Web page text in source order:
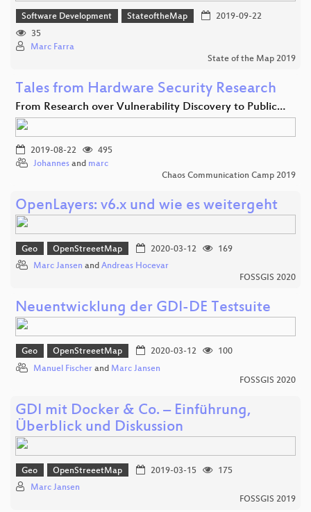
Software Development StateoftheMap
2019-09-22
35
Marc Farra
State of the Map 2019
Tales from Hardware Security Research
From Research over Vulnerability Discovery to Public…
2019-08-22
495
Johannes and marc
Chaos Communication Camp 2019
OpenLayers: v6.x und wie es weitergeht
Geo OpenStreeetMap 2020-03-12
169
Marc Jansen and Andreas Hocevar
FOSSGIS 2020
Neuentwicklung der GDI-DE Testsuite
Geo OpenStreeetMap 2020-03-12
100
Manuel Fischer and Marc Jansen
FOSSGIS 2020
GDI mit Docker & Co. – Einführung,
Überblick und Diskussion
Geo OpenStreeetMap 2019-03-15
175
Marc Jansen
FOSSGIS 2019